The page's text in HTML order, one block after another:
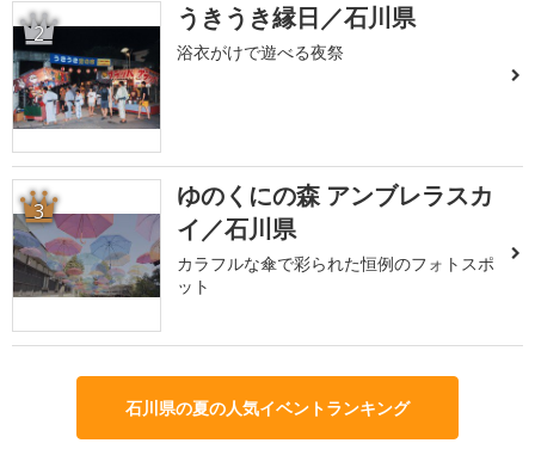
2 うきうき縁日／石川県
浴衣がけで遊べる夜祭
3
ゆのくにの森 アンブレラスカ
イ／石川県
カラフルな傘で彩られた恒例のフォトスポ
ット
石川県の夏の人気イベントランキング